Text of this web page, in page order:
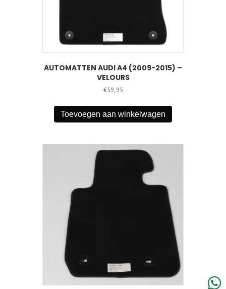
AUTOMATTEN AUDI A4 (2009-2015) –
VELOURS
€59,95
Toevoegen aan winkelwagen